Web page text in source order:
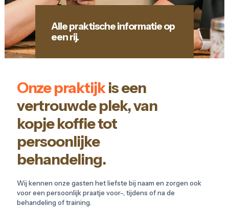
Alle praktische informatie op
een rij.
Onze praktijkis een
vertrouwde plek, van
kopje koffie tot
persoonlijke
behandeling.
Wij kennen onze gasten het liefste bij naam en zorgen ook
voor een persoonlijk praatje voor-, tijdens of na de
behandeling of training.